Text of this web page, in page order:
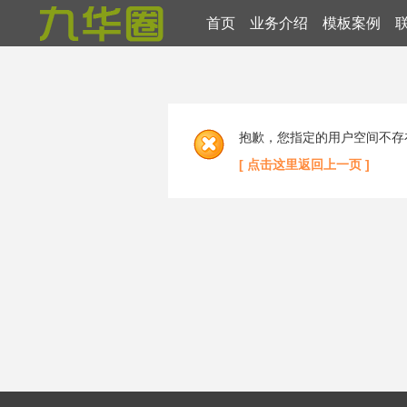
首页 业务介绍 模板案例
抱歉，您指定的用户空间不存
[ 点击这里返回上一页 ]